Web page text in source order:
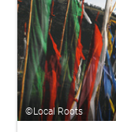
©Local Roots